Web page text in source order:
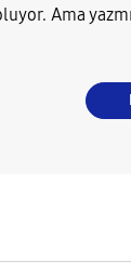
Ama